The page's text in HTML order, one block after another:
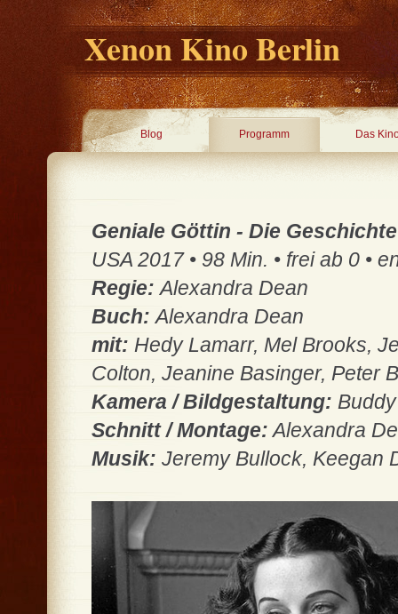
Xenon Kino Berlin
Blog Programm Das
Geniale Göttin - Die
USA 2017 • 98 Min. • frei ab 0 •
Regie:Alexandra Dean
Buch:Alexandra Dean
mit: Hedy Lamarr, Mel Brooks,
Colton, Jeanine Basinger, Peter
Kamera / Bildgestaltung:
Schnitt / Montage:Alexandra
Musik: Jeremy Bullock, Keegan